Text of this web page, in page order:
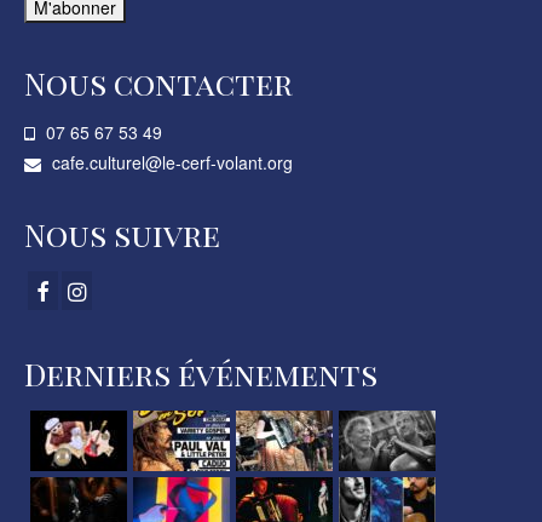
Nous contacter
07 65 67 53 49­
cafe.culturel@le-cerf-volant.org
Nous suivre
Derniers événements